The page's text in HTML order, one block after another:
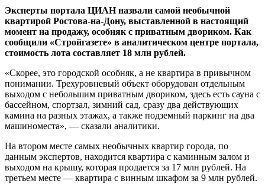
Эксперты портала ЦИАН назвали самой необычной
квартирой Ростова-на-Дону, выставленной в настоящий
момент на продажу, особняк с приватным двориком. Как
сообщили «Стройгазете» в аналитическом центре портала,
стоимость лота составляет 18 млн рублей.
«Скорее, это городской особняк, а не квартира в привычном
понимании. Трехуровневый объект оборудован отдельным
выходом с небольшим приватным двориком, здесь есть сауна с
бассейном, спортзал, зимний сад, сразу два действующих
камина на разных этажах, а также подземный паркинг на два
машиноместа», — сказали аналитики.
На втором месте самых необычных квартир города, по
данным экспертов, находится квартира с каминным залом и
выходом на крышу, которая продается за 17 млн рублей. На
третьем месте — квартира с винным шкафом за 9 млн рублей.